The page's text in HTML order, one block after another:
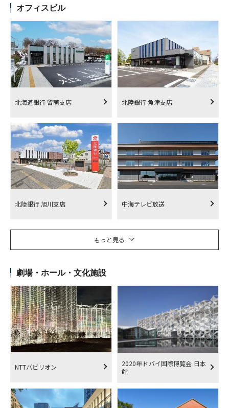
オフィスビル
北海道銀行 留萌支店 北陸銀行 魚津支店
北陸銀行 旭川支店 中海テレビ放送
もっと見る
劇場・ホール・文化施設
NTTパビリオン
2020年ドバイ国際博覧会 日本
館